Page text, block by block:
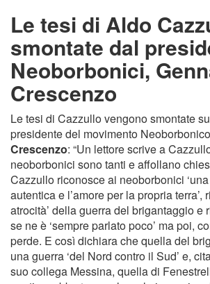
Le tesi di Aldo
smontate dal
Neoborbonici,
Crescenzo
Le tesi di Cazzullo vengono smontate
presidente del movimento
Crescenzo: “Un lettore scrive a
neoborbonici sono tanti e affollano
Cazzullo riconosce ai neoborbonici
autentica e l’amore per la propria terra’,
atrocità’ della guerra del brigantaggio e
se ne è ‘sempre parlato poco’ ma poi,
perde. E così dichiara che quella del
una guerra ‘del Nord contro il Sud’ e,
suo collega Messina, quella di